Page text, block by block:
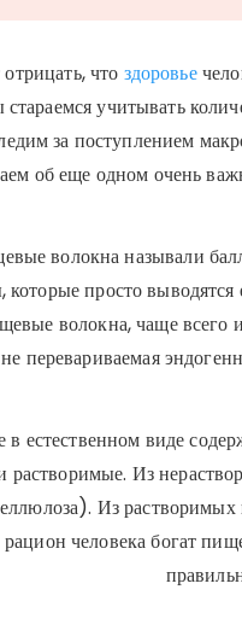
что здоровье
учитывать
за поступлением
об еще одном очень
волокна называли
которые просто
волокна, чаще
перевариваемая
естественном виде
растворимые. Из
Из
человека богат